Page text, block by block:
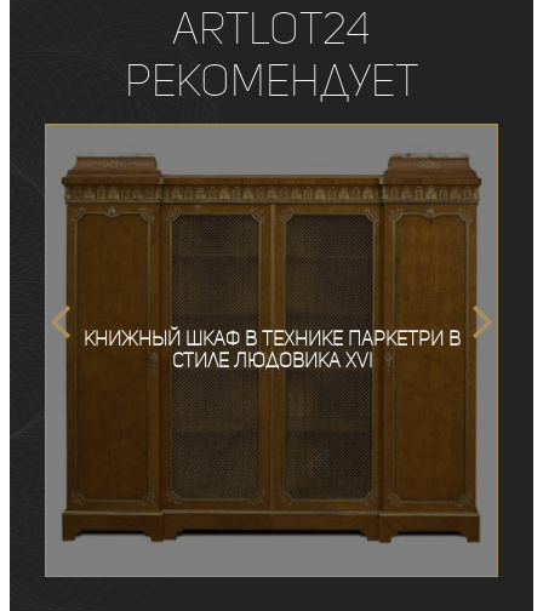
ArtLot24
рекомендует
Книжный шкаф в технике паркетри в
стиле Людовика XVI